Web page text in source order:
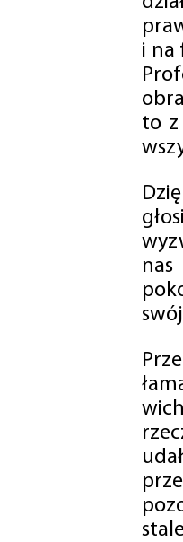
i na
to z